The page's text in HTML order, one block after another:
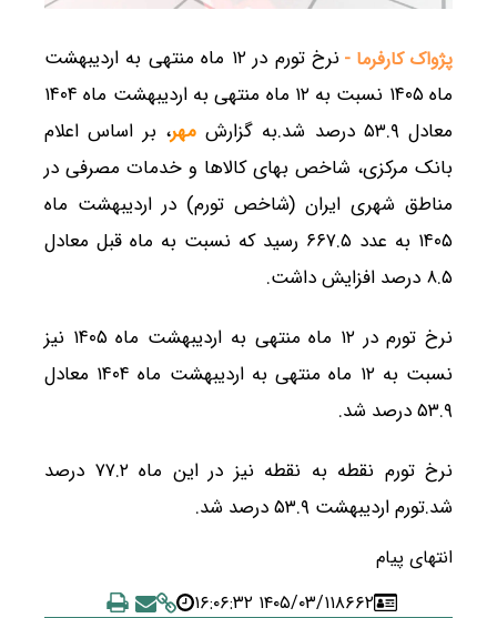
پژواک کارفرما -
نرخ تورم در ۱۲ ماه منتهی به اردیبهشت
ماه ۱۴۰۵ نسبت به ۱۲ ماه منتهی به اردیبهشت ماه ۱۴۰۴
معادل ۵۳.۹ درصد شد.به گزارش
مهر، بر اساس اعلام
بانک مرکزی، شاخص بهای کالاها و خدمات مصرفی در
مناطق شهری ایران (شاخص تورم) در اردیبهشت ماه
۱۴۰۵ به عدد ۶۶۷.۵ رسید که نسبت به ماه قبل معادل
۸.۵ درصد افزایش داشت.
نرخ تورم در ۱۲ ماه منتهی به اردیبهشت ماه ۱۴۰۵ نیز
نسبت به ۱۲ ماه منتهی به اردیبهشت ماه ۱۴۰۴ معادل
۵۳.۹ درصد شد.
نرخ تورم نقطه به نقطه نیز در این ماه ۷۷.۲ درصد
شد.تورم اردیبهشت ۵۳.۹ درصد شد.
انتهای پیام
۸۶۶۲۱۴۰۵/۰۳/۱۱ ۱۶:۰۶:۳۲